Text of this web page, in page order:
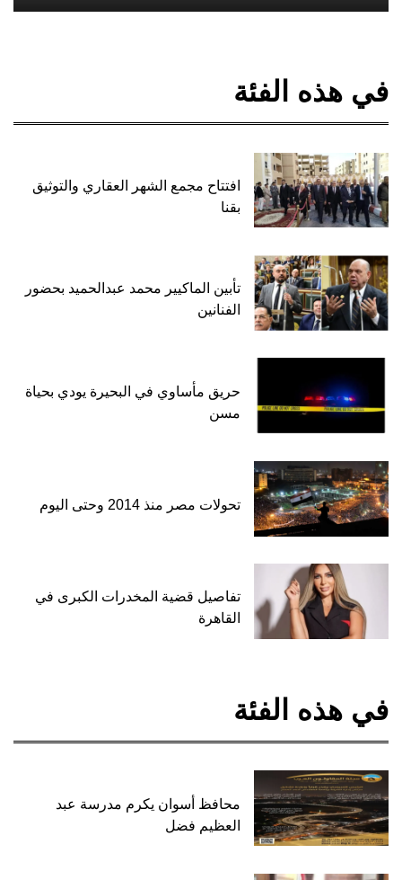
في هذه الفئة
افتتاح مجمع الشهر العقاري والتوثيق
بقنا
تأبين الماكيير محمد عبدالحميد بحضور
الفنانين
حريق مأساوي في البحيرة يودي بحياة
مسن
تحولات مصر منذ 2014 وحتى اليوم
تفاصيل قضية المخدرات الكبرى في
القاهرة
في هذه الفئة
محافظ أسوان يكرم مدرسة عبد
العظيم فضل